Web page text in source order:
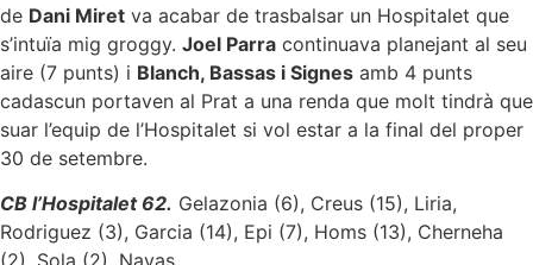
de Dani Miret va acabar de trasbalsar un Hospitalet que
s’intuïa mig groggy. Joel Parra continuava planejant al seu
aire (7 punts) i Blanch, Bassas i Signes amb 4 punts
cadascun portaven al Prat a una renda que molt tindrà que
suar l’equip de l’Hospitalet si vol estar a la final del proper
30 de setembre.
CB l’Hospitalet 62. Gelazonia (6), Creus (15), Liria,
Rodriguez (3), Garcia (14), Epi (7), Homs (13), Cherneha